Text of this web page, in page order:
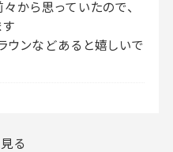
から思っていたので、
す
ウンなどあると嬉しいで
る